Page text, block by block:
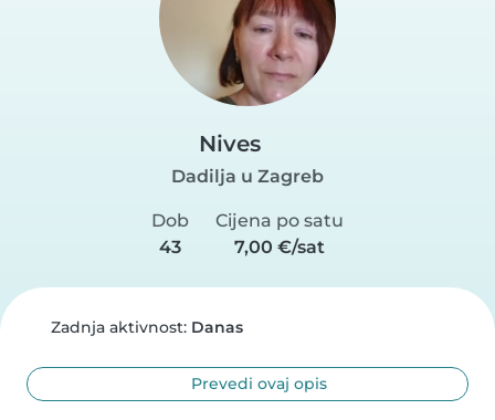
Nives
Dadilja u Zagreb
Dob
43
Cijena po satu
7,00 €/sat
Zadnja aktivnost: Danas
Prevedi ovaj opis